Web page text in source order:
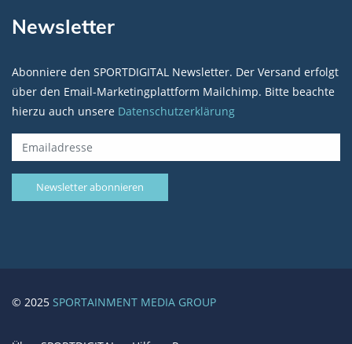
Newsletter
Abonniere den SPORTDIGITAL Newsletter. Der Versand erfolgt
über den Email-Marketingplattform Mailchimp. Bitte beachte
hierzu auch unsere Datenschutzerklärung
© 2025 SPORTAINMENT MEDIA GROUP